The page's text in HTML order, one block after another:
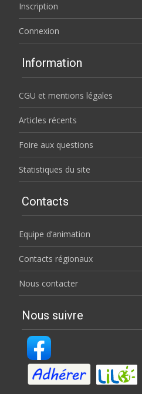
Inscription
Connexion
Information
CGU et mentions légales
Articles récents
Foire aux questions
Statistiques du site
Contacts
Equipe d’animation
Contacts régionaux
Nous contacter
Nous suivre